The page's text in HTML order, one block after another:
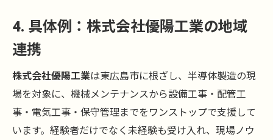
4. 具体例：株式会社優陽工業の地域
連携
株式会社優陽工業は東広島市に根ざし、半導体製造の現
場を対象に、機械メンテナンスから設備工事・配管工
事・電気工事・保守管理までをワンストップで支援して
います。経験者だけでなく未経験も受け入れ、現場ノウ